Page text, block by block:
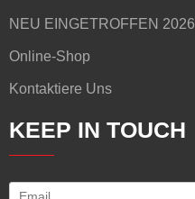
NEU EINGETROFFEN 2026
Online-Shop
Kontaktiere Uns
KEEP IN TOUCH